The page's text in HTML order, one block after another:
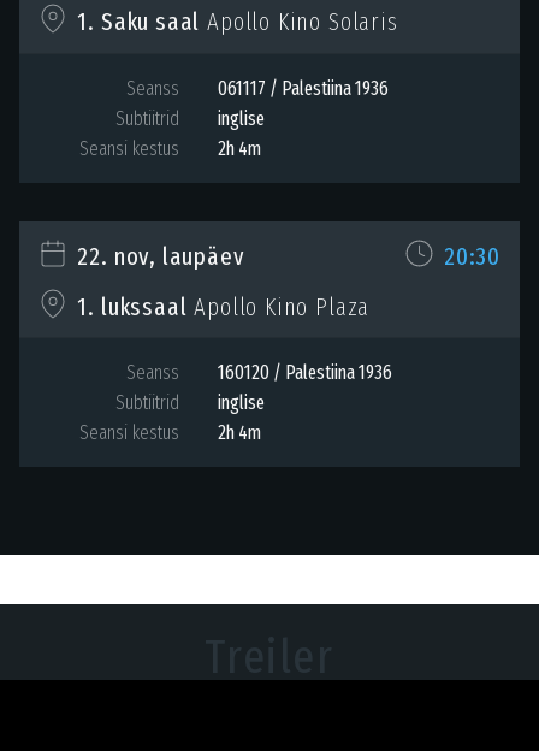
1. Saku saal Apollo Kino Solaris
Seanss
061117 / Palestiina 1936
Subtiitrid
inglise
Seansi kestus
2h 4m
22. nov, laupäev
20:30
1. lukssaal Apollo Kino Plaza
Seanss
160120 / Palestiina 1936
Subtiitrid
inglise
Seansi kestus
2h 4m